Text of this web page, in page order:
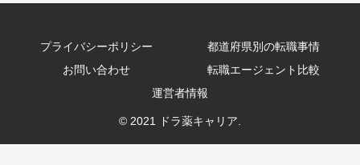
プライバシーポリシー
都道府県別の転職事情
お問い合わせ
転職エージェント比較
運営者情報
© 2021 ドラ薬キャリア.